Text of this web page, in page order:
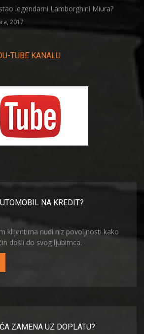
legendarni Lamborghini Miura?
2017
TUBE KANALU
NA KREDIT?
klijentima nudi niz povoljnosti kako
došli do svog ljubimca.
ZAMENA UZ DOPLATU?